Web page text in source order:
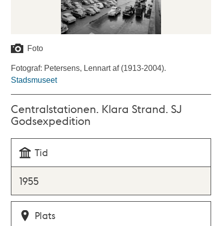
Foto
Fotograf: Petersens, Lennart af (1913-2004).
Stadsmuseet
Centralstationen. Klara Strand. SJ
Godsexpedition
Tid
1955
Plats